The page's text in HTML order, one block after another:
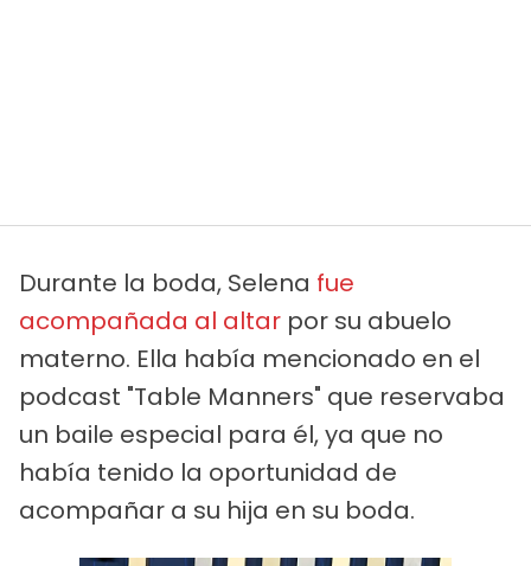
Durante la boda, Selena fue
acompañada al altar por su abuelo
materno. Ella había mencionado en el
podcast "Table Manners" que reservaba
un baile especial para él, ya que no
había tenido la oportunidad de
acompañar a su hija en su boda.